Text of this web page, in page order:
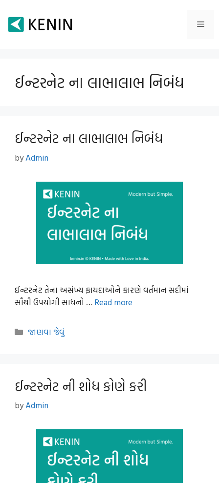
content
ઈન્ટરનેટ ના લાભાલાભ નિબંધ
ઈન્ટરનેટ ના લાભાલાભ નિબંધ
byAdmin
ઈન્ટરનેટ તેના અસંખ્ય ફાયદાઓને કારણે વર્તમાન સદીમાં
સૌથી ઉપયોગી સાધનો … Read more
Categories
જાણવા જેવું
ઈન્ટરનેટ ની શોધ કોણે કરી
byAdmin